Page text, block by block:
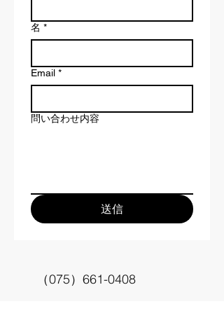
名 *
Email *
問い合わせ内容
送信
（075）661-0408